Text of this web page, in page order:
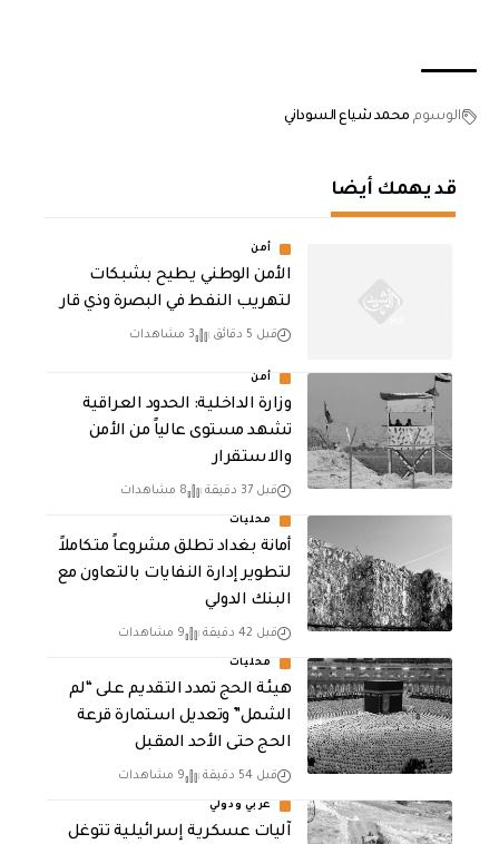
الوسوم محمد شياع السوداني
قد يهمك أيضا
أمن
الأمن الوطني يطيح بشبكات
لتهريب النفط في البصرة وذي قار
قبل 5 دقائق 3 مشاهدات
أمن
وزارة الداخلية: الحدود العراقية
تشهد مستوى عالياً من الأمن
والاستقرار
قبل 37 دقيقة 8 مشاهدات
محليات
أمانة بغداد تطلق مشروعاً متكاملاً
لتطوير إدارة النفايات بالتعاون مع
البنك الدولي
قبل 42 دقيقة 9 مشاهدات
محليات
هيئة الحج تمدد التقديم على “لم
الشمل” وتعديل استمارة قرعة
الحج حتى الأحد المقبل
قبل 54 دقيقة 9 مشاهدات
عربي ودولي
آليات عسكرية إسرائيلية تتوغل